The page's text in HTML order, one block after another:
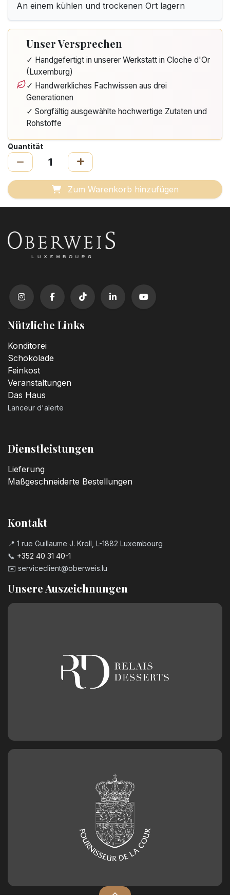
An einem kühlen und trockenen Ort lagern
Unser Versprechen
✓ Handgefertigt in unserer Werkstatt in Cloche d'Or
(Luxemburg)
✓ Handwerkliches Fachwissen aus drei
Generationen
✓ Sorgfältig ausgewählte hochwertige Zutaten und
Rohstoffe
Quantität
Zum Warenkorb hinzufügen
Nützliche Links
Konditorei
Schokolade
Feinkost
Veranstaltungen
Das Haus
Lanceur d'alerte
Dienstleistungen
Lieferung
Maßgeschneiderte Bestellungen
Kontakt
📍 1 rue Guillaume J. Kroll, L-1882 Luxembourg
📞 +352 40 31 40-1
✉️ serviceclient@oberweis.lu
Unsere Auszeichnungen